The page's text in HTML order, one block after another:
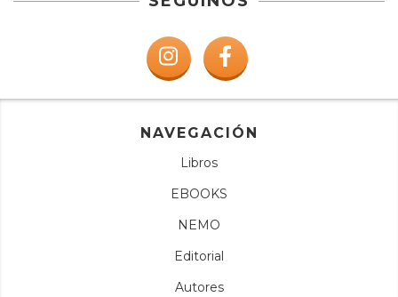
NAVEGACIÓN
Libros
EBOOKS
NEMO
Editorial
Autores